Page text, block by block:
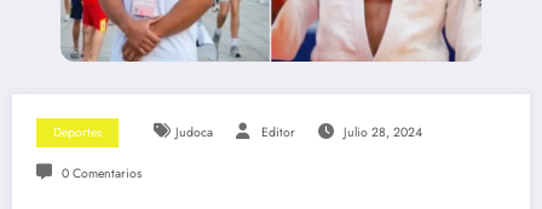
Deportes Judoca Editor Julio 28, 2024
0 Comentarios